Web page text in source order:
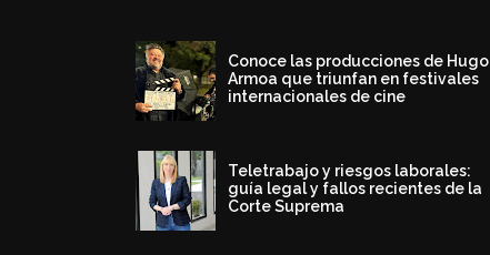
Conoce las producciones de Hugo
Armoa que triunfan en festivales
internacionales de cine
Teletrabajo y riesgos laborales:
guía legal y fallos recientes de la
Corte Suprema